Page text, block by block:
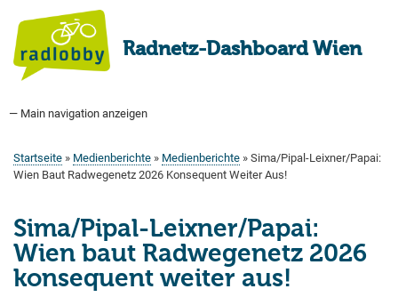
Inhalt
Radnetz-Dashboard Wien
Main
— Main navigation anzeigen
Startseite
Bauprogramm
Aktuell Geplant
Weitere Bauprojekte
Hauptradverkehrsnetz
Bezirke
Medienberichte
Tags
Über uns
Pfadnavigation
Startseite Medienberichte Medienberichte
Sima/Pipal-Leixner/Papai:
Wien Baut Radwegenetz 2026 Konsequent Weiter Aus!
Sima/Pipal-Leixner/Papai:
Wien baut Radwegenetz 2026
konsequent weiter aus!